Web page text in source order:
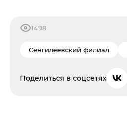
1498
Сенгилеевский филиал
Поделиться в соцсетях